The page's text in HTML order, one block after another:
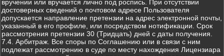
вручении или вручается лично под роспись. При отсутствии
достоверных сведений о почтовом адресе Пользователя
допускается направление претензии на адрес электронной почты,
указанный в его профиле, или посредством нотификации. Срок
рассмотрения претензии 30 (Тридцать) дней с даты получения.
7.4. Арбитраж. Все споры по Соглашению или в связи с ним
подлежат рассмотрению в суде по месту нахождения Лицензиара